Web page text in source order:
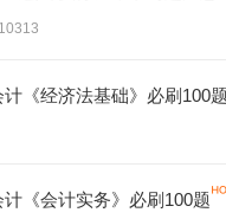
计《经济法基础》必刷100题
计《会计实务》必刷100题